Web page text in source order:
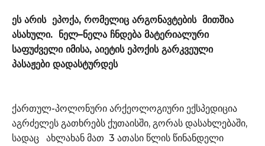
ეს არის ეპოქა, რომელიც არგონავტების მითშია
ასახული. ნელ–ნელა ჩნდება მატერიალური
საფუძველი იმისა, აიეტის ეპოქის გარკვეული
პასაჟები დადასტურდეს
ქართულ-პოლონური არქეოლოგიური ექსპედიცია
აგრძელეს გათხრებს ქუთაისში, გორას დასახლებაში,
სადაც ახლახან მათ 3 ათასი წლის წინანდელი